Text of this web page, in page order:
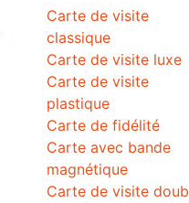
Carte de visite
classique
Carte de visite luxe
Carte de visite
plastique
Carte de fidélité
Carte avec bande
magnétique
Carte de visite